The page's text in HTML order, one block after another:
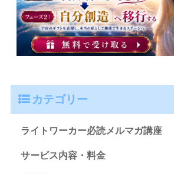
カテゴリー
ライトワーカー必読メルマガ講座
サービス内容・料金